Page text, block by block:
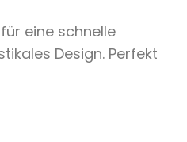
eine schnelle
Design. Perfekt